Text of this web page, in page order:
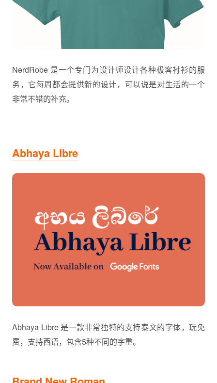
NerdRobe 是一个专门为设计师设计各种极客衬衫的服
务，它每周都会提供新的设计，可以说是对生活的一个
非常不错的补充。
Abhaya Libre
Abhaya Libre 是一款非常独特的支持泰文的字体，玩免
费，支持西语，包含5种不同的字重。